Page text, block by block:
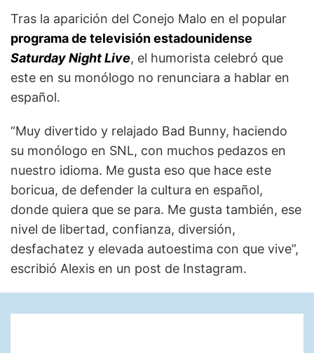
Tras la aparición del Conejo Malo en el popular
programa de televisión estadounidense
Saturday Night Live, el humorista celebró que
este en su monólogo no renunciara a hablar en
español.
“Muy divertido y relajado Bad Bunny, haciendo
su monólogo en SNL, con muchos pedazos en
nuestro idioma. Me gusta eso que hace este
boricua, de defender la cultura en español,
donde quiera que se para. Me gusta también, ese
nivel de libertad, confianza, diversión,
desfachatez y elevada autoestima con que vive”,
escribió Alexis en un post de Instagram.